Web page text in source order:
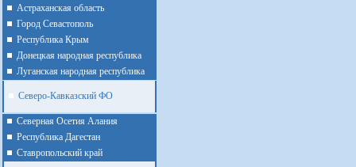
Астраханская область
Город Севастополь
Республика Крым
Донецкая народная республика
Луганская народная республика
Северо-Кавказский ФО
Северная Осетия Алания
Республика Дагестан
Ставропольский край